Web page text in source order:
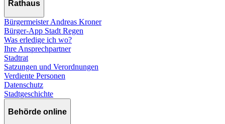
Rathaus
Bürgermeister Andreas Kroner
Bürger-App Stadt Regen
Was erledige ich wo?
Ihre Ansprechpartner
Stadtrat
Satzungen und Verordnungen
Verdiente Personen
Datenschutz
Stadtgeschichte
Behörde online